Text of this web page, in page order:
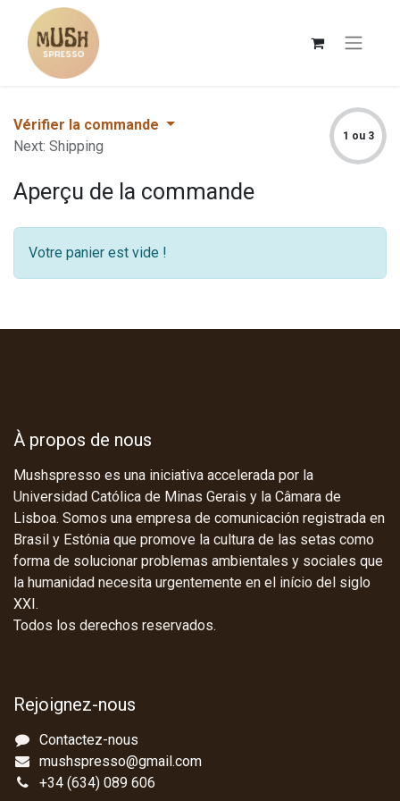
Vérifier la commande
Next: Shipping
1 ou 3
Aperçu de la commande
Votre panier est vide !
À propos de nous
Mushspresso es una iniciativa accelerada por la
Universidad Católica de Minas Gerais y la Câmara de
Lisboa. Somos una empresa de comunicación registrada en
Brasil y Estónia que promove la cultura de las setas como
forma de solucionar problemas ambientales y sociales que
la humanidad necesita urgentemente en el início del siglo
XXI.
Todos los derechos reservados.
Rejoignez-nous
Contactez-nous
mushspresso@gmail.com
+34 (634) 089 606